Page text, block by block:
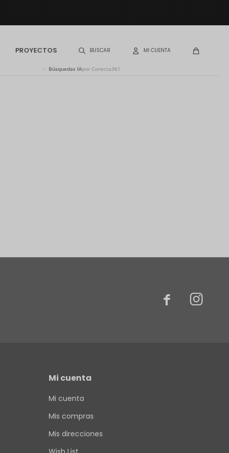
PROYECTOS
Búsquedas IApor Conecta361
 
Mi cuenta
Mi cuenta
Mis compras
Mis direcciones